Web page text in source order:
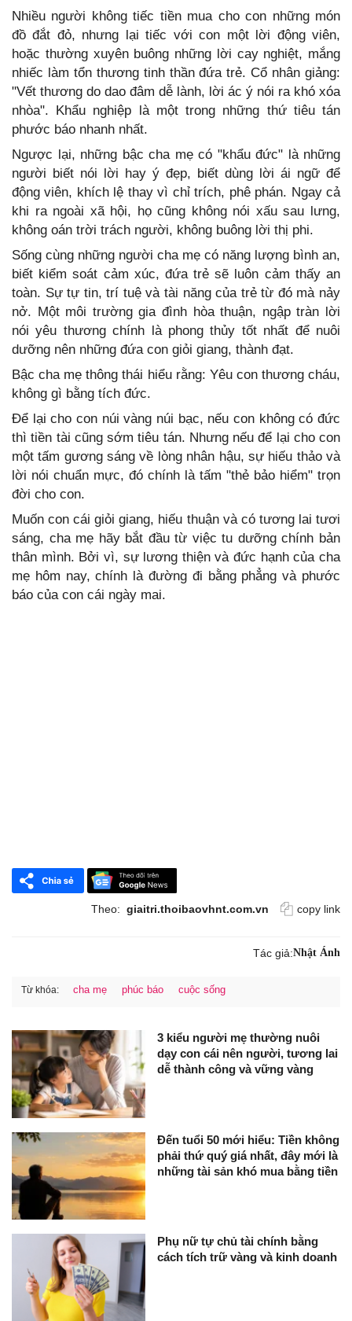
Nhiều người không tiếc tiền mua cho con những món
đồ đắt đỏ, nhưng lại tiếc với con một lời động viên,
hoặc thường xuyên buông những lời cay nghiệt, mắng
nhiếc làm tổn thương tinh thần đứa trẻ. Cổ nhân giảng:
"Vết thương do dao đâm dễ lành, lời ác ý nói ra khó xóa
nhòa". Khẩu nghiệp là một trong những thứ tiêu tán
phước báo nhanh nhất.
Ngược lại, những bậc cha mẹ có "khẩu đức" là những
người biết nói lời hay ý đẹp, biết dùng lời ái ngữ để
động viên, khích lệ thay vì chỉ trích, phê phán. Ngay cả
khi ra ngoài xã hội, họ cũng không nói xấu sau lưng,
không oán trời trách người, không buông lời thị phi.
Sống cùng những người cha mẹ có năng lượng bình an,
biết kiểm soát cảm xúc, đứa trẻ sẽ luôn cảm thấy an
toàn. Sự tự tin, trí tuệ và tài năng của trẻ từ đó mà nảy
nở. Một môi trường gia đình hòa thuận, ngập tràn lời
nói yêu thương chính là phong thủy tốt nhất để nuôi
dưỡng nên những đứa con giỏi giang, thành đạt.
Bậc cha mẹ thông thái hiểu rằng: Yêu con thương cháu,
không gì bằng tích đức.
Để lại cho con núi vàng núi bạc, nếu con không có đức
thì tiền tài cũng sớm tiêu tán. Nhưng nếu để lại cho con
một tấm gương sáng về lòng nhân hậu, sự hiếu thảo và
lời nói chuẩn mực, đó chính là tấm "thẻ bảo hiểm" trọn
đời cho con.
Muốn con cái giỏi giang, hiếu thuận và có tương lai tươi
sáng, cha mẹ hãy bắt đầu từ việc tu dưỡng chính bản
thân mình. Bởi vì, sự lương thiện và đức hạnh của cha
mẹ hôm nay, chính là đường đi bằng phẳng và phước
báo của con cái ngày mai.
Theo: giaitri.thoibaovhnt.com.vn copy link
Tác giả:Nhật Ánh
Từ khóa: cha mẹ phúc báo cuộc sống
3 kiểu người mẹ thường nuôi
dạy con cái nên người, tương lai
dễ thành công và vững vàng
Đến tuổi 50 mới hiểu: Tiền không
phải thứ quý giá nhất, đây mới là
những tài sản khó mua bằng tiền
Phụ nữ tự chủ tài chính bằng
cách tích trữ vàng và kinh doanh